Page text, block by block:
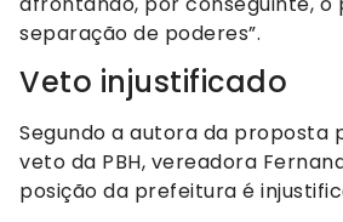
separação de poderes”.
Veto injustificado
Segundo a autora da proposta
veto da PBH, vereadora
posição da prefeitura é